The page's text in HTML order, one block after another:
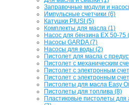
Заправочные модули и
Импульсные счетчики (6)
Катушки PIUSI (5)
Комплекты для масла (1)
Насос для бензина EX 50-75
Насосы GARDA (7)
Насосы для воды (2)
Пистолет для масла с
Пистолет с механическим
Пистолет с электронным
Пистолет с электронным
Пистолеты для масла Easy
Пистолеты для топлива (8)
Пластиковые пистолеты для